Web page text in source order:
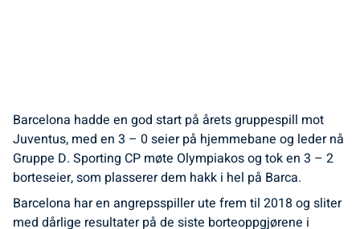
Barcelona hadde en god start på årets gruppespill mot
Juventus, med en 3 – 0 seier på hjemmebane og leder nå
Gruppe D. Sporting CP møte Olympiakos og tok en 3 – 2
borteseier, som plasserer dem hakk i hel på Barca.
Barcelona har en angrepsspiller ute frem til 2018 og sliter
med dårlige resultater på de siste borteoppgjørene i